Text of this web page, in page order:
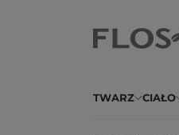
TWARZ CIAŁO